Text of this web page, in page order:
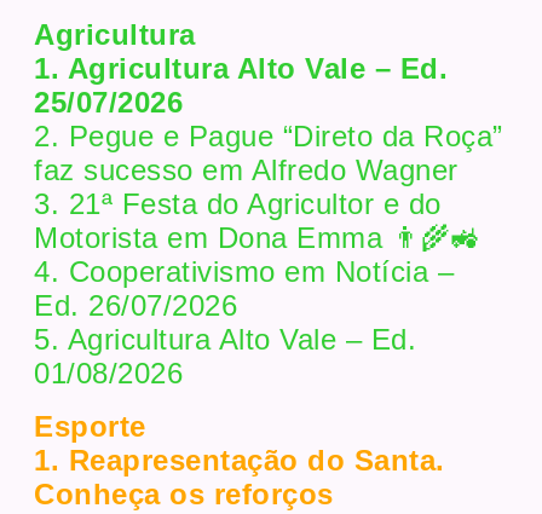
Agricultura
1. Agricultura Alto Vale – Ed.
25/07/2026
2. Pegue e Pague “Direto da Roça”
faz sucesso em Alfredo Wagner
3. 21ª Festa do Agricultor e do
Motorista em Dona Emma 👨‍🌾🚜
4. Cooperativismo em Notícia –
Ed. 26/07/2026
5. Agricultura Alto Vale – Ed.
01/08/2026
Esporte
1. Reapresentação do Santa.
Conheça os reforços